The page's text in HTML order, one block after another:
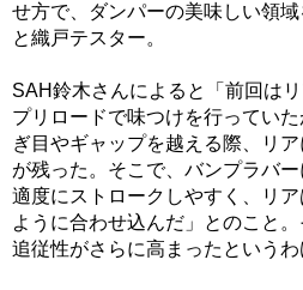
せ方で、ダンパーの美味しい領域
と織戸テスター。
SAH鈴木さんによると「前回は
プリロードで味つけを行ってい
ぎ目やギャップを越える際、リ
が残った。そこで、バンプラバ
適度にストロークしやすく、リ
ように合わせ込んだ」とのこと
追従性がさらに高まったというわ